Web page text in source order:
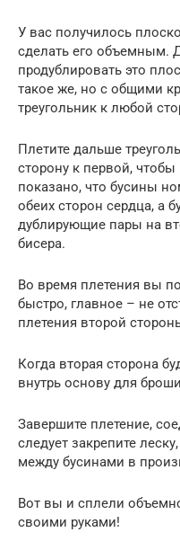
У вас получилось
сделать его объемным.
продублировать это
такое же, но с общими
треугольник к любой
Плетите дальше
сторону к первой,
показано, что бусины
обеих сторон сердца, а
дублирующие пары на
бисера.
Во время плетения вы
быстро, главное – не
плетения второй
Когда вторая сторона
внутрь основу для
Завершите плетение,
следует закрепите
между бусинами в
Вот вы и сплели
своими руками!